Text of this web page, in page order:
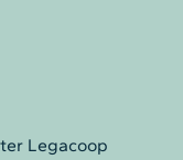
Legacoop